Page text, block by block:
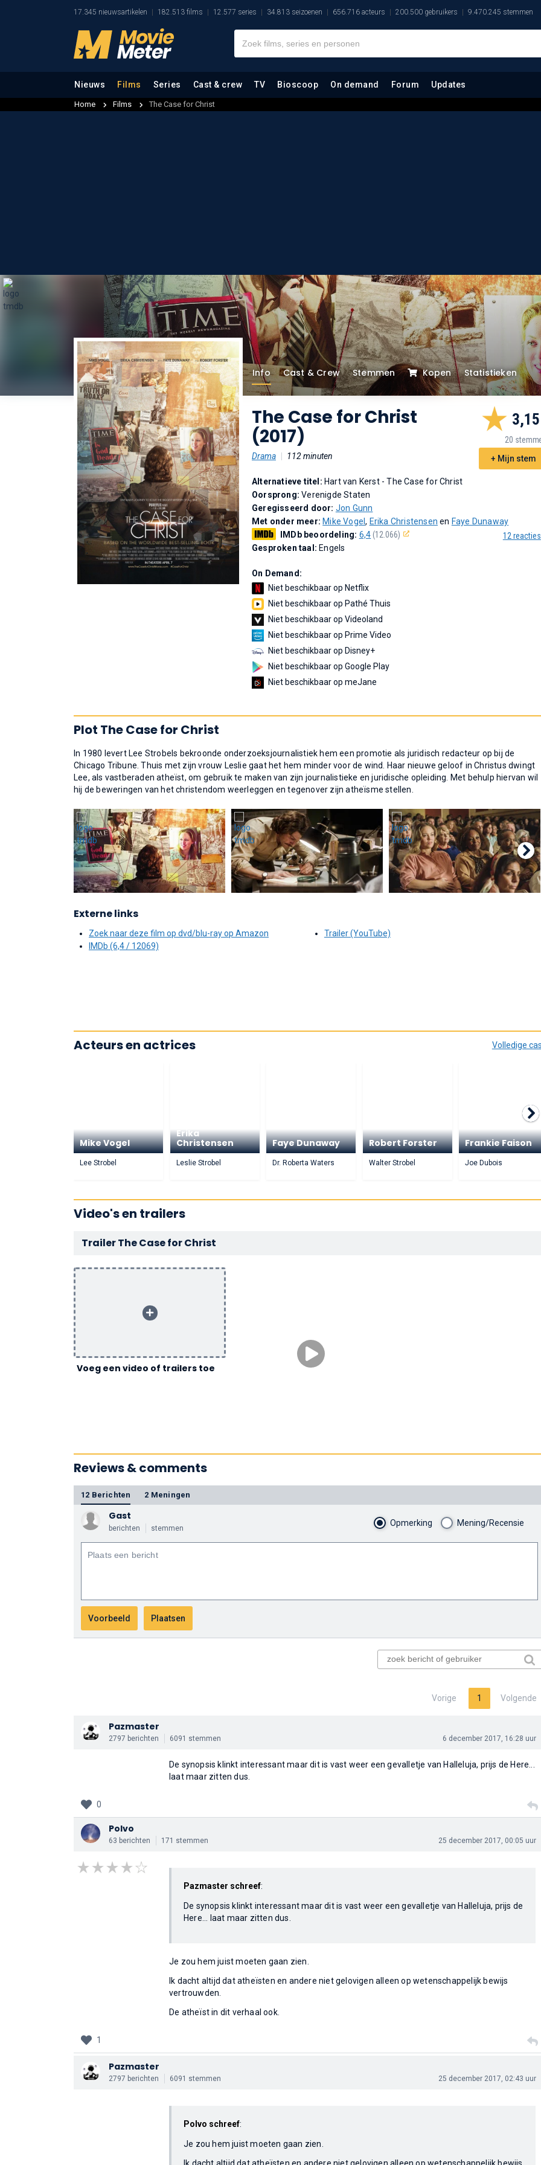
17.345 nieuwsartikelen 182.513 films 12.577 series 34.813 seizoenen 656.716 acteurs 200.500 gebruikers 9.470.245 stemmen
Nieuws Films Series Cast & crew TV Bioscoop On demand Forum Updates
Home Films The Case for Christ
Info Cast & Crew Stemmen Kopen Statistieken
The Case for Christ
(2017)
Drama 112 minuten
3,15
20
+ Mijn stem
12 reacties
Alternatieve titel: Hart van Kerst - The Case for Christ
Oorsprong:Verenigde Staten
Geregisseerd door: Jon Gunn
Met onder meer: Mike Vogel, Erika Christensen en Faye Dunaway
IMDb beoordeling: 6,4(12.066)
Gesproken taal: Engels
On Demand:
Niet beschikbaar op Netflix
Niet beschikbaar op Pathé Thuis
Niet beschikbaar op Videoland
Niet beschikbaar op Prime Video
Niet beschikbaar op Disney+
Niet beschikbaar op Google Play
Niet beschikbaar op meJane
Plot The Case for Christ
In 1980 levert Lee Strobels bekroonde onderzoeksjournalistiek hem een promotie als juridisch redacteur op bij de
Chicago Tribune. Thuis met zijn vrouw Leslie gaat het hem minder voor de wind. Haar nieuwe geloof in Christus dwingt
Lee, als vastberaden atheïst, om gebruik te maken van zijn journalistieke en juridische opleiding. Met behulp hiervan wil
hij de beweringen van het christendom weerleggen en tegenover zijn atheïsme stellen.
Externe links
Zoek naar deze film op dvd/blu-ray op Amazon
IMDb (6,4 / 12069)
Trailer (YouTube)
Volledige
Acteurs en actrices
Mike Vogel
Lee Strobel
Erika
Christensen
Leslie Strobel
Faye Dunaway
Dr. Roberta Waters
Robert Forster
Walter Strobel
Frankie Faison
Joe Dubois
Video's en trailers
Trailer The Case for Christ
Voeg een video of trailers toe
Reviews & comments
12 Berichten 2 Meningen
Gast
berichten stemmen
Opmerking Mening/Recensie
Vorige 1 Volgende
Pazmaster
2797 berichten 6091 stemmen 6 december 2017, 16:28 uur
De synopsis klinkt interessant maar dit is vast weer een gevalletje van Halleluja, prijs de Here...
laat maar zitten dus.
0
Polvo
63 berichten 171 stemmen 25 december 2017, 00:05 uur
Pazmaster schreef:
De synopsis klinkt interessant maar dit is vast weer een gevalletje van Halleluja, prijs de
Here... laat maar zitten dus.
Je zou hem juist moeten gaan zien.
Ik dacht altijd dat atheïsten en andere niet gelovigen alleen op wetenschappelijk bewijs
vertrouwden.
De atheïst in dit verhaal ook.
1
Pazmaster
2797 berichten 6091 stemmen 25 december 2017, 02:43 uur
Polvo schreef:
Je zou hem juist moeten gaan zien.